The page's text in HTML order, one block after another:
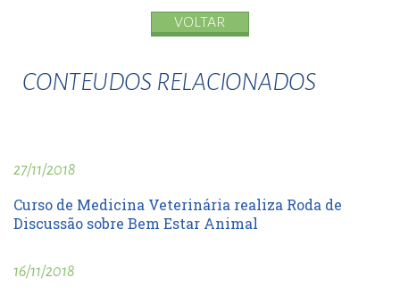
VOLTAR
CONTEUDOS RELACIONADOS
27/11/2018
Curso de Medicina Veterinária realiza Roda de
Discussão sobre Bem Estar Animal
16/11/2018